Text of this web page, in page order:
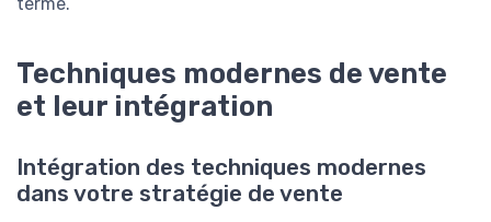
Techniques modernes de vente
et leur intégration
Intégration des techniques modernes
dans votre stratégie de vente